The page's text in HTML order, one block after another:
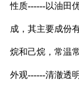
性质------以油田
成，其主要成份
烷和己烷，常温
外观------清澈透